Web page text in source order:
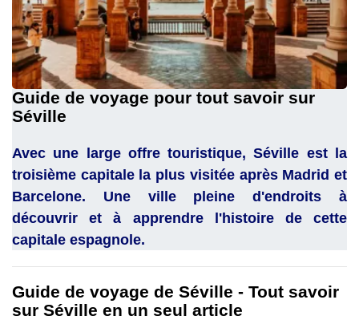
Guide de voyage pour tout savoir sur
Séville
Avec une large offre touristique, Séville est la
troisième capitale la plus visitée après Madrid et
Barcelone. Une ville pleine d'endroits à
découvrir et à apprendre l'histoire de cette
capitale espagnole.
Guide de voyage de Séville - Tout savoir
sur Séville en un seul article